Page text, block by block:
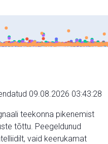
09.08.2026 03:43:28
teekonna pikenemist
tõttu. Peegeldunud
vaid keerukamat